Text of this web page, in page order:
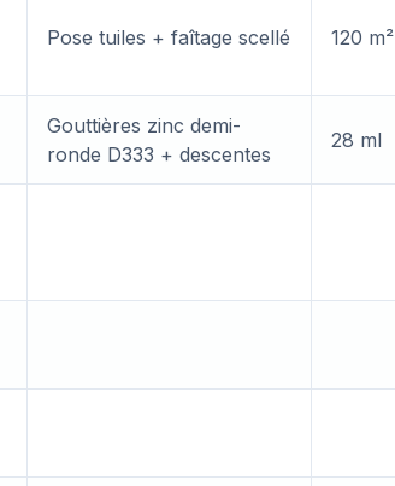
Pose tuiles + faîtage scellé 120 m²
Gouttières zinc demi-
ronde D333 + descentes
28 ml